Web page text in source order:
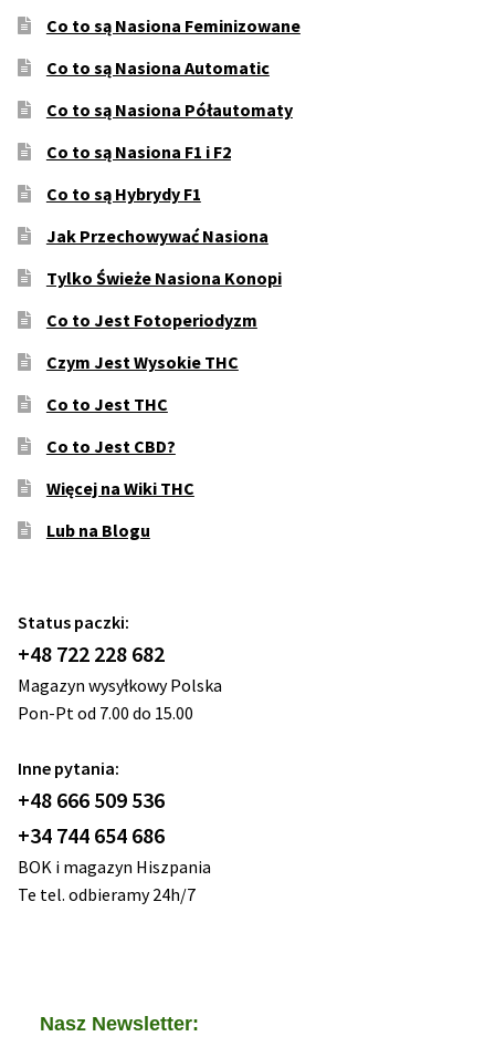
Co to są Nasiona Feminizowane
Co to są Nasiona Automatic
Co to są Nasiona Półautomaty
Co to są Nasiona F1 i F2
Co to są Hybrydy F1
Jak Przechowywać Nasiona
Tylko Świeże Nasiona Konopi
Co to Jest Fotoperiodyzm
Czym Jest Wysokie THC
Co to Jest THC
Co to Jest CBD?
Więcej na Wiki THC
Lub na Blogu
Status paczki:
+48 722 228 682
Magazyn wysyłkowy Polska
Pon-Pt od 7.00 do 15.00
Inne pytania:
+48 666 509 536
+34 744 654 686
BOK i magazyn Hiszpania
Te tel. odbieramy 24h/7
Nasz Newsletter: